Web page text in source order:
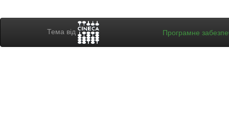
Тема від Програмне